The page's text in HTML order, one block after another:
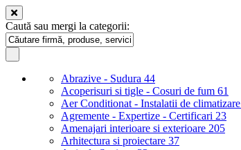
Caută sau mergi la categorii:
Abrazive - Sudura 44
Acoperisuri si tigle - Cosuri de fum 61
Aer Conditionat - Instalatii de climatizare
Agremente - Expertize - Certificari 23
Amenajari interioare si exterioare 205
Arhitectura si proiectare 37